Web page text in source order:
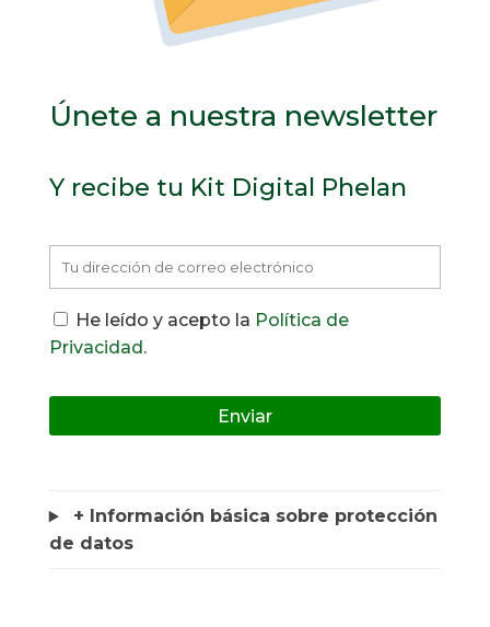
Únete a nuestra newsletter
Y recibe tu Kit Digital Phelan
He leído y acepto la Política de
Privacidad.
+ Información básica sobre protección
de datos